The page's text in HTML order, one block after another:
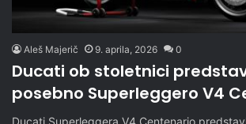
Aleš Majerič 9. aprila, 2026 0
Ducati ob stoletnici
posebno Superleggero V4